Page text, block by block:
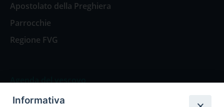
Apostolato della Preghiera
Parrocchie
Regione FVG
Agenda del vescovo
Agenda del vescovo
Informativa